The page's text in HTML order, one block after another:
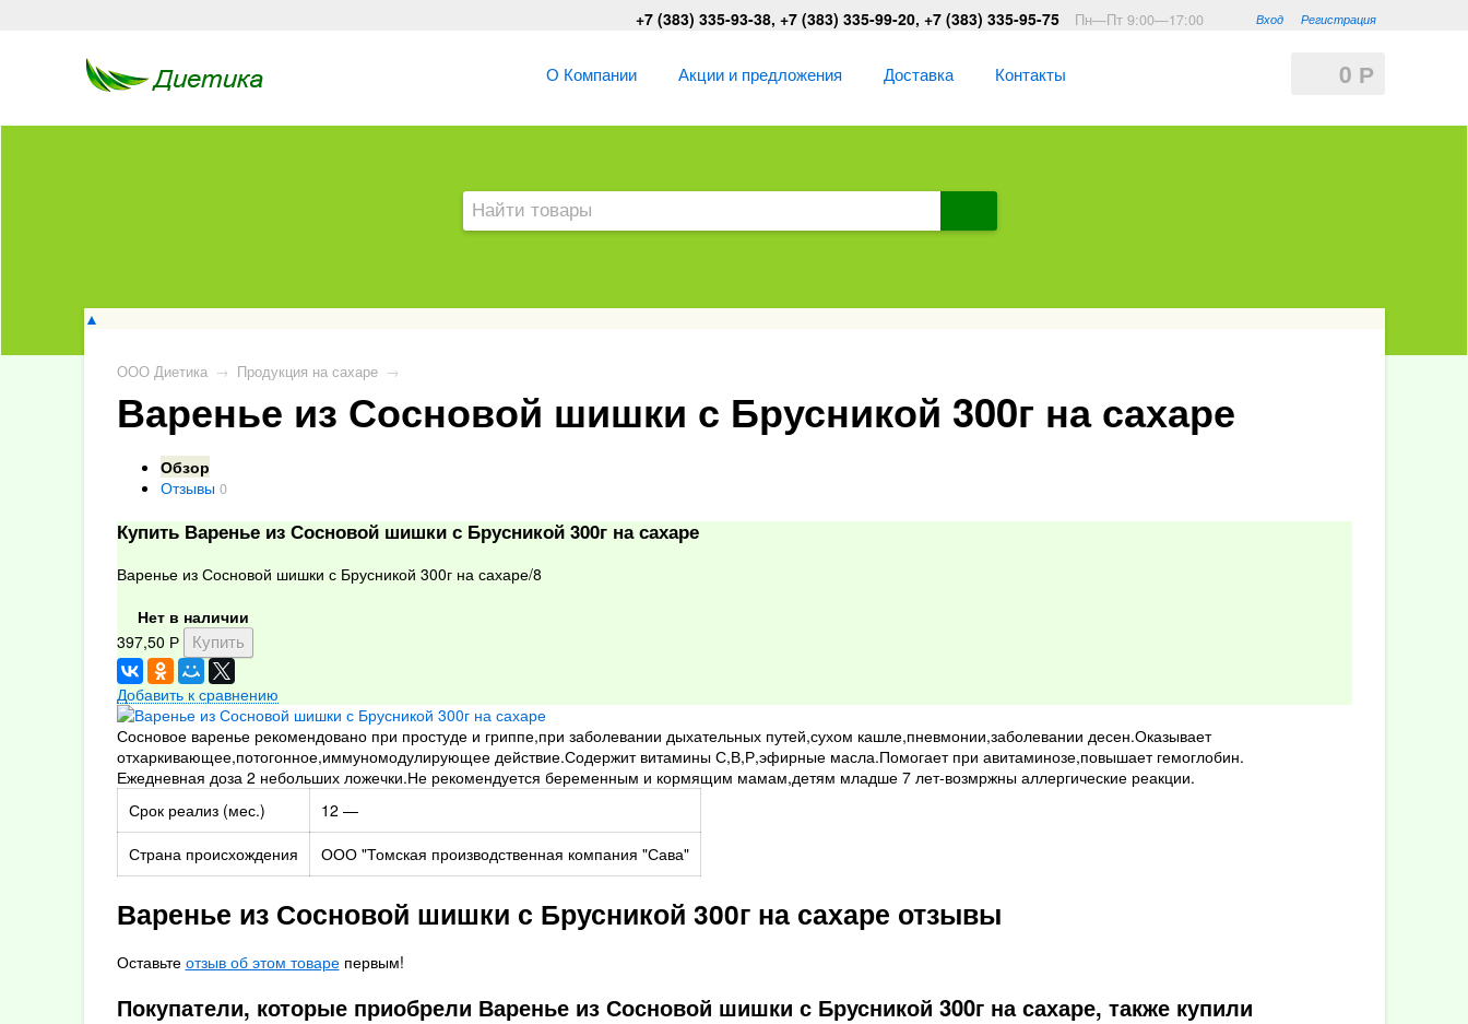
Вход Регистрация
+7 (383) 335-93-38, +7 (383) 335-99-20, +7 (383) 335-95-75 Пн—Пт 9:00—17:00
0 Р
О Компании Акции и предложения Доставка Контакты
▲
ООО Диетика → Продукция на сахаре →
Варенье из Сосновой шишки с Брусникой 300г на сахаре
Обзор
Отзывы 0
Купить Варенье из Сосновой шишки с Брусникой 300г на сахаре
Варенье из Сосновой шишки с Брусникой 300г на сахаре/8
Нет в наличии
397,50 Р
Добавить к сравнению
Сосновое варенье рекомендовано при простуде и гриппе,при заболевании дыхательных путей,сухом кашле,пневмонии,заболевании десен.Оказывает
отхаркивающее,потогонное,иммуномодулирующее действие.Содержит витамины С,В,Р,эфирные масла.Помогает при авитаминозе,повышает гемоглобин.
Ежедневная доза 2 небольших ложечки.Не рекомендуется беременным и кормящим мамам,детям младше 7 лет-возмржны аллергические реакции.
Срок реализ (мес.)
12 —
Страна происхождения
ООО "Томская производственная компания "Сава"
Варенье из Сосновой шишки с Брусникой 300г на сахаре отзывы
Оставьте отзыв об этом товарепервым!
Покупатели, которые приобрели Варенье из Сосновой шишки с Брусникой 300г на сахаре, также купили